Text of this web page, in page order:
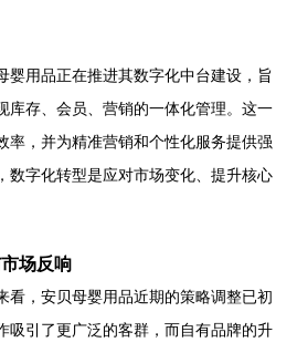
婴用品正在推进其数字化中台建设，旨
库存、会员、营销的一体化管理。这一
率，并为精准营销和个性化服务提供强
数字化转型是应对市场变化、提升核心
场反响
看，安贝母婴用品近期的策略调整已初
吸引了更广泛的客群，而自有品牌的升